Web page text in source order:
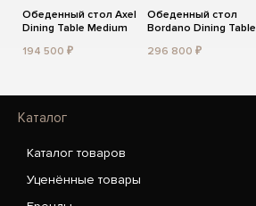
Обеденный стол Axel
Dining Table Medium
194 500 ₽
Обеденный стол
Bordano Dining Table
296 800 ₽
Каталог
Каталог товаров
Уценённые товары